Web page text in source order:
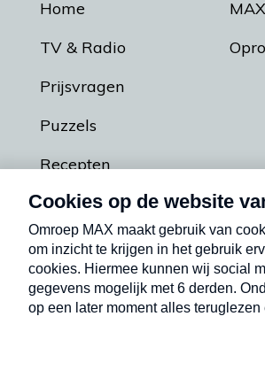
Home
TV & Radio
Prijsvragen
Puzzels
Recepten
Podcasts